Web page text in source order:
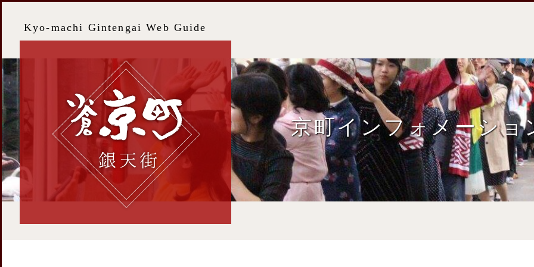
Kyo-machi Gintengai Web Guide
京町インフォメーショ